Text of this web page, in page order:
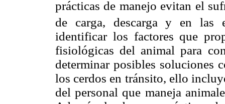
prácticas de manejo evitan el
de carga, descarga y en las
identificar los factores que
fisiológicas del animal para
determinar posibles soluciones
los cerdos en tránsito, ello
del personal que maneja